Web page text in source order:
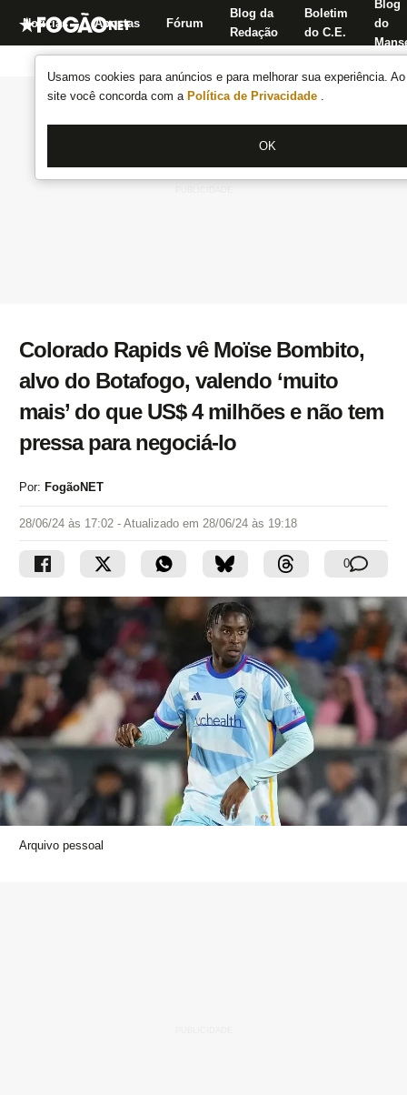
Usamos cookies para anúncios e para melhorar sua experiência.
site você concorda com a Política de Privacidade .
OK
Notícias Apostas Fórum
Blog da
Redação
Boletim
do C.E.
Blog
do
Colorado Rapids vê Moïse Bombito,
alvo do Botafogo, valendo ‘muito
mais’ do que US$ 4 milhões e não tem
pressa para negociá-lo
Por: FogãoNET
28/06/24 às 17:02 - Atualizado em 28/06/24 às 19:18
0
Arquivo pessoal